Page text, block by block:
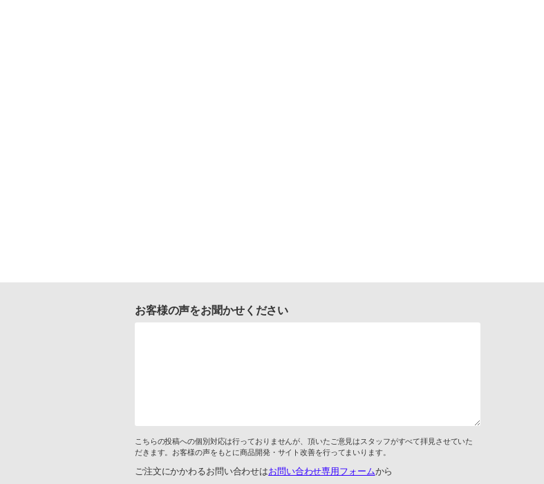
お客様の声をお聞かせください
こちらの投稿への個別対応は行っておりませんが、頂いたご意見はスタッフがすべて拝見させていた
だきます。お客様の声をもとに商品開発・サイト改善を行ってまいります。
ご注文にかかわるお問い合わせはお問い合わせ専用フォームから